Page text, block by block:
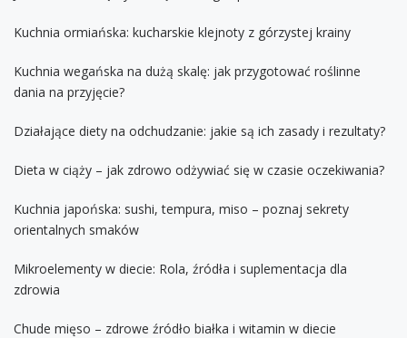
Kuchnia ormiańska: kucharskie klejnoty z górzystej krainy
Kuchnia wegańska na dużą skalę: jak przygotować roślinne
dania na przyjęcie?
Działające diety na odchudzanie: jakie są ich zasady i rezultaty?
Dieta w ciąży – jak zdrowo odżywiać się w czasie oczekiwania?
Kuchnia japońska: sushi, tempura, miso – poznaj sekrety
orientalnych smaków
Mikroelementy w diecie: Rola, źródła i suplementacja dla
zdrowia
Chude mięso – zdrowe źródło białka i witamin w diecie